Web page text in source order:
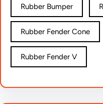
Rubber Bumper
Rubber Fender Cone
Rubber Fender V